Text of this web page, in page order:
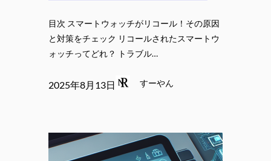
目次 スマートウォッチがリコール！その原因
と対策をチェック リコールされたスマートウ
ォッチってどれ？ トラブル…
2025年8月13日 すーやん